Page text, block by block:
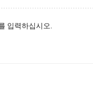
입력하십시오.